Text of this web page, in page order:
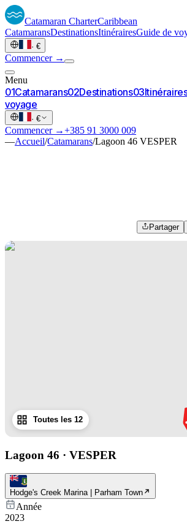
Catamaran CharterCaribbean
CatamaransDestinationsItinérairesGuide de
· €
Commencer →
Menu
01Catamarans02Destinations03
voyage
· €
Commencer →+385 91 3000 009
—Accueil/Catamarans/Lagoon 46 VESPER
Partager
Toutes les 12
Lagoon 46 · VESPER
Hodge's Creek Marina | Parham Town
Année
2023